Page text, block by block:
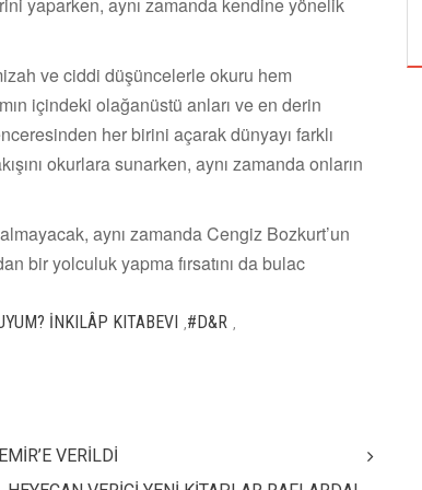
ve ciddi düşüncelerle okuru hem
içindeki olağanüstü anları ve en derin
her birini açarak dünyayı farklı
okurlara sunarken, aynı zamanda onların
aynı zamanda Cengiz Bozkurt’un
bir yolculuk yapma fırsatını da bulac
İNKILÂP KITABEVI #D&R
VERİLDİ
ÖZPETEK VE VAHİDE PERÇİN'İN